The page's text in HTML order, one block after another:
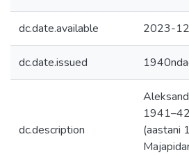
dc.date.available 2023-
dc.date.issued
dc.description
(aastani